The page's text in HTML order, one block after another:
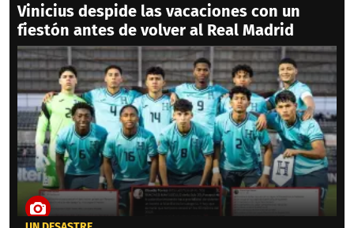
Vinicius despide las vacaciones con un
fiestón antes de volver al Real Madrid